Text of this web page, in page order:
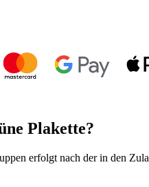
Plakette?
erfolgt nach der in den